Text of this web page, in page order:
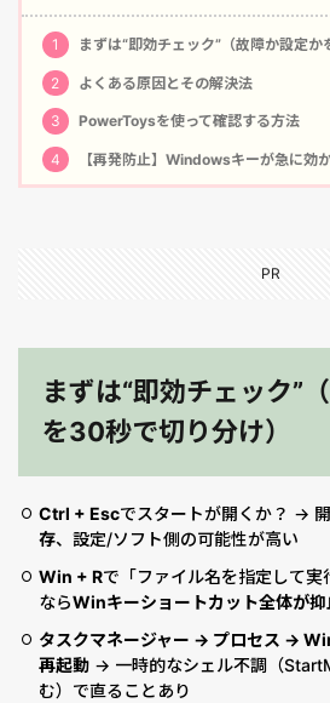
1 まずは“即効チェック”（故障か設定か
2 よくある原因とその解決法
3 PowerToysを使って確認する方法
4 【再発防止】Windowsキーが急に効
PR
まずは“即効チェック”
を30秒で切り分け）
Ctrl + Escでスタートが開くか？ →
存、設定/ソフト側の可能性が高い
Win + Rで「ファイル名を指定して
ならWinキーショートカット全体が抑
タスクマネージャー → プロセス →
再起動 → 一時的なシェル不調（
む）で直ることあり